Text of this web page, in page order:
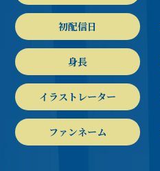
初配信日
身長
イラストレーター
ファンネーム